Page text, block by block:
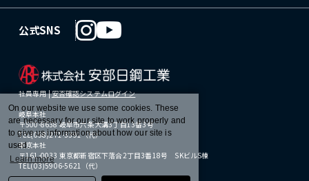
公式SNS
社員専用 |安否確認システムログイン
岐阜本社
〒500-8638 岐阜市六条大溝3丁目13番3号
TEL(058)271-3391（代）
東京本社
〒161-0033 東京都新宿区下落合2丁目3番18号 SKビルS棟
TEL(03)5906-5621（代）
On our website we use some cookies. These
are necessary for our site to work properly and
to give us information about how our site is
used.
Learn more